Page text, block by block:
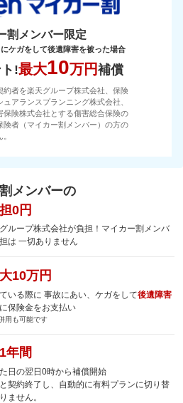
割メンバー限定
ケガをして後遺障害を被った場合
!最大10万円補償
約者を楽天グループ株式会社、保険
アランスプランニング株式会社、
保険株式会社とする傷害総合保険の
険者（マイカー割メンバー）の方の
メンバーの
0円
ループ株式会社が負担！マイカー割メンバ
は 一切ありません
10万円
いる際に 事故にあい、ケガをして後遺障害
保険金をお支払い
用も可能です
1年間
日の翌日0時から補償開始
契約終了し、自動的に有料プランに切り替
ません。